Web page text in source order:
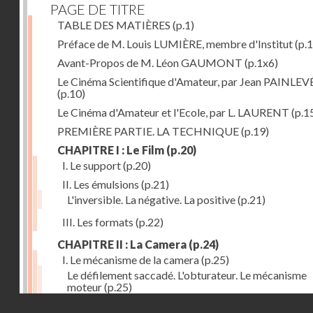
PAGE DE TITRE
TABLE DES MATIÈRES (p.1)
Préface de M. Louis LUMIÈRE, membre d'Institut
Avant-Propos de M. Léon GAUMONT (p.1x6)
Le Cinéma Scientifique d'Amateur, par Jean
(p.10)
Le Cinéma d'Amateur et l'Ecole, par L. LAURENT
PREMIÈRE PARTIE. LA TECHNIQUE(p.19)
CHAPITRE I : Le Film (p.20)
I. Le support(p.20)
II. Les émulsions (p.21)
L'inversible. La négative. La positive(p.21)
III. Les formats (p.22)
CHAPITRE II : La Camera (p.24)
I. Le mécanisme de la camera(p.25)
Le défilement saccadé. L'obturateur. Le mécanisme
moteur(p.25)